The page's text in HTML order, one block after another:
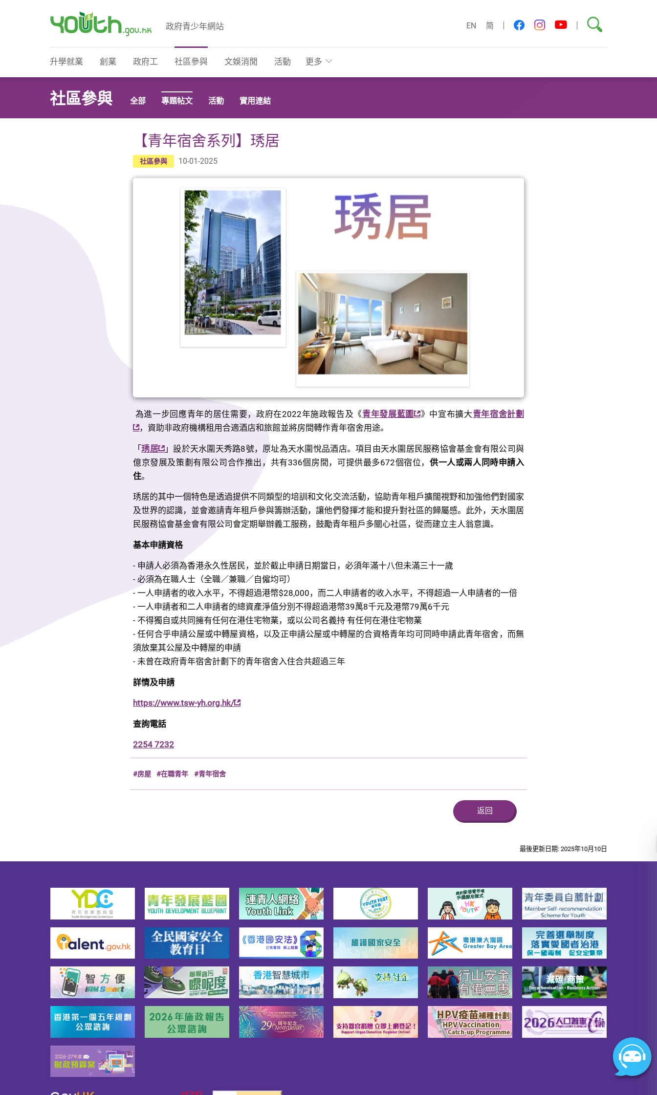
政府青少年網站 EN 简 facebookinstagram
youtube
搜尋
升學就業 創業 政府工 社區參與 文娛消閒 活動 更多
社區參與 全部 專題帖文 活動 實用連結
【青年宿舍系列】琇居
社區參與 10-01-2025
為進一步回應青年的居住需要，政府在2022年施政報告及《青年發展藍圖 》中宣布擴大青年宿舍計劃
，資助非政府機構租用合適酒店和旅館並將房間轉作青年宿舍用途。
「琇居 」設於天水圍天秀路8號，原址為天水圍悅品酒店。項目由天水圍居民服務協會基金會有限公司與
億京發展及策劃有限公司合作推出，共有336個房間，可提供最多672個宿位， 供一人或兩人同時申請入
住。
琇居的其中一個特色是透過提供不同類型的培訓和文化交流活動，協助青年租戶擴闊視野和加強他們對國家
及世界的認識，並會邀請青年租戶參與籌辦活動，讓他們發揮才能和提升對社區的歸屬感。此外，天水圍居
民服務協會基金會有限公司會定期舉辦義工服務，鼓勵青年租戶多關心社區，從而建立主人翁意識。
基本申請資格
- 申請人必須為香港永久性居民，並於截止申請日期當日，必須年滿十八但未滿三十一歲
- 必須為在職人士（全職／兼職／自僱均可）
- 一人申請者的收入水平，不得超過港幣$28,000，而二人申請者的收入水平，不得超過一人申請者的一倍
- 一人申請者和二人申請者的總資產淨值分別不得超過港幣39萬8千元及港幣79萬6千元
- 不得獨自或共同擁有任何在港住宅物業，或以公司名義持 有任何在港住宅物業
- 任何合乎申請公屋或中轉屋資格，以及正申請公屋或中轉屋的合資格青年均可同時申請此青年宿舍，而無
須放棄其公屋及中轉屋的申請
- 未曾在政府青年宿舍計劃下的青年宿舍入住合共超過三年
詳情及申請
https://www.tsw-yh.org.hk/
查詢電話
2254 7232
#房屋 #在職青年 #青年宿舍
返回
最後更新日期: 2025年10月10日